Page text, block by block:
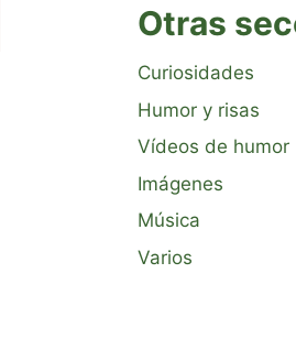
Otras
Curiosidades
Humor y risas
Vídeos de humor
Imágenes
Música
Varios